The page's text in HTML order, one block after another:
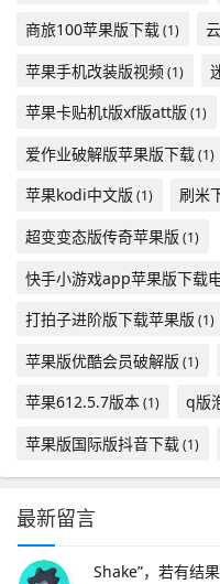
商旅100苹果版下载(1)
苹果手机改装版视频(1)
苹果卡贴机t版xf版att版 (1)
爱作业破解版苹果版下载(1)
苹果kodi中文版 (1) 刷米
超变变态版传奇苹果版 (1)
快手小游戏app苹果版下载
打拍子进阶版下载苹果版 (1)
苹果版优酷会员破解版 (1)
苹果612.5.7版本(1) q版
苹果版国际版抖音下载(1)
最新留言